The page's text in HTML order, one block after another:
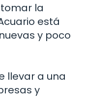
la
está
y poco
llevar a una
y